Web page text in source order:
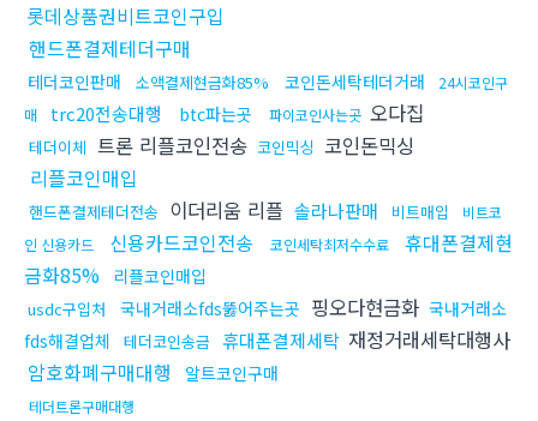
롯데상품권비트코인구입
핸드폰결제테더구매
테더코인판매 소액결제현금화85% 코인돈세탁테더거래
24시코인구
매
trc20전송대행 btc파는곳 파이코인사는곳 오다집
테더이체 트론 리플코인전송 코인믹싱 코인돈믹싱
리플코인매입
핸드폰결제테더전송 이더리움 리플 솔라나판매 비트매입
비트코
인 신용카드
신용카드코인전송 코인세탁최저수수료
휴대폰결제현
금화85% 리플코인매입
usdc구입처 국내거래소fds뚫어주는곳 핑오다현금화 국내거래소
fds해결업체
테더코인송금 휴대폰결제세탁 재정거래세탁대행사
암호화폐구매대행
알트코인구매
테더트론구매대행